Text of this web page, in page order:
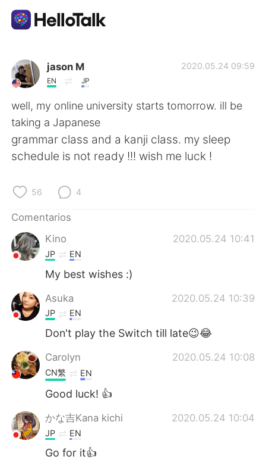
Aplicación de intercambio de idiomas
AI Grammar Checker
Español
繁體中文
Français
日本語 한국어
Русский
Indonesia Italiano
Türkçe
Português
jason M
EN JP
2020.05.24 09:59
well, my online university starts tomorrow. ill be
taking a Japanese
grammar class and a kanji class. my sleep
schedule is not ready !!! wish me luck !
56 4
Comentarios
Kino
2020.05.24 10:41
JP EN
My best wishes :)
Asuka 2020.05.24 10:39
JP EN
Don't play the Switch till late😉😂
Carolyn 2020.05.24 10:08
CN繁 EN
Good luck! 👍
かな吉Kana kichi 2020.05.24 10:04
JP EN
Go for it👍